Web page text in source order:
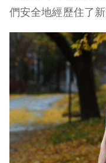
們安全地經歷住了